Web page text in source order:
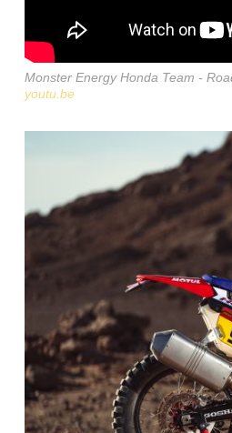
Monster Energy Honda Team -
youtu.be